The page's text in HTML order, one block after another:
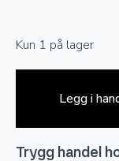
Kun 1 på lager
Legg i
Trygg handel